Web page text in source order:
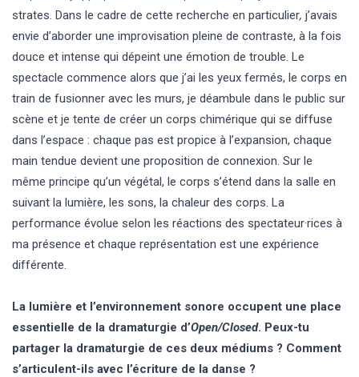
strates. Dans le cadre de cette recherche en particulier, j’avais
envie d’aborder une improvisation pleine de contraste, à la fois
douce et intense qui dépeint une émotion de trouble. Le
spectacle commence alors que j’ai les yeux fermés, le corps en
train de fusionner avec les murs, je déambule dans le public sur
scène et je tente de créer un corps chimérique qui se diffuse
dans l’espace : chaque pas est propice à l’expansion, chaque
main tendue devient une proposition de connexion. Sur le
même principe qu’un végétal, le corps s’étend dans la salle en
suivant la lumière, les sons, la chaleur des corps. La
performance évolue selon les réactions des spectateur·rices à
ma présence et chaque représentation est une expérience
différente.
La lumière et l’environnement sonore occupent une place
essentielle de la dramaturgie d’Open/Closed. Peux-tu
partager la dramaturgie de ces deux médiums ? Comment
s’articulent-ils avec l’écriture de la danse ?